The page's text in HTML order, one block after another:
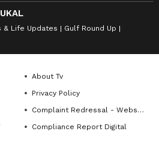
& Life Updates
Gulf Round Up
About Tv
Privacy Policy
Complaint Redressal - Website
Compliance Report Digital